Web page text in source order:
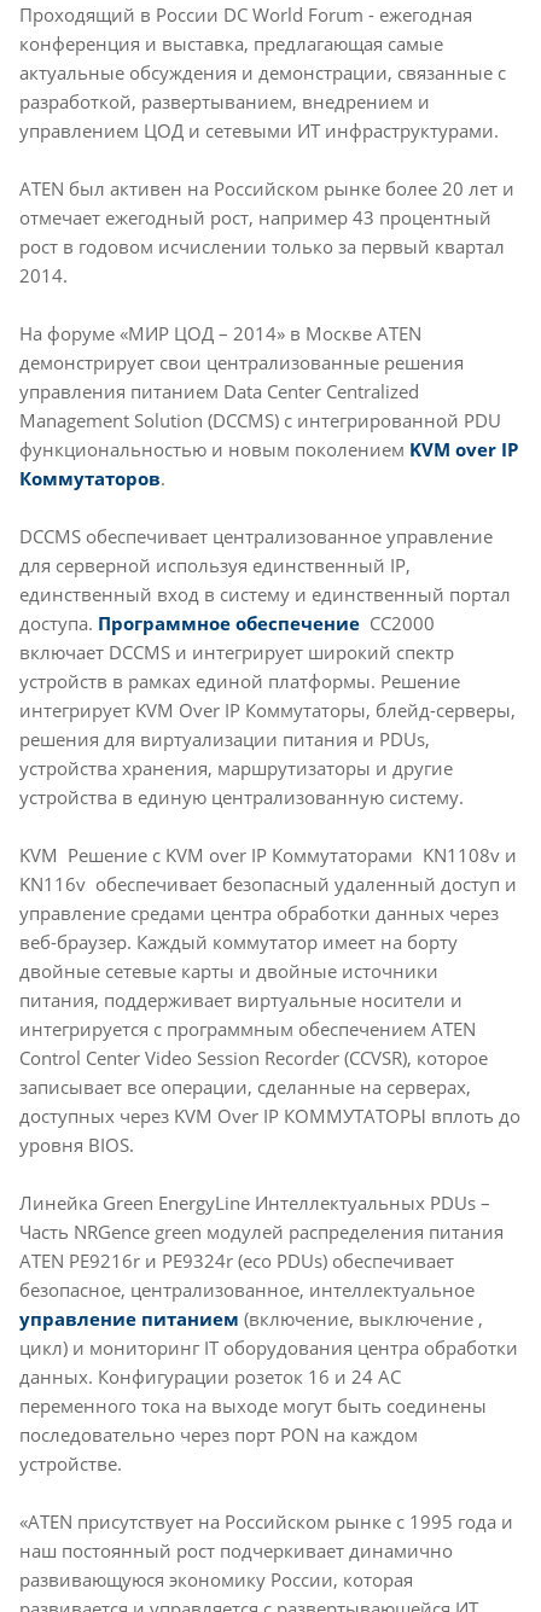
Проходящий в России DC World Forum - ежегодная
конференция и выставка, предлагающая самые
актуальные обсуждения и демонстрации, связанные с
разработкой, развертыванием, внедрением и
управлением ЦОД и сетевыми ИТ инфраструктурами.
ATEN был активен на Российском рынке более 20 лет и
отмечает ежегодный рост, например 43 процентный
рост в годовом исчислении только за первый квартал
2014.
На форуме «МИР ЦОД – 2014» в Москве ATEN
демонстрирует свои централизованные решения
управления питанием Data Center Centralized
Management Solution (DCCMS) с интегрированной PDU
функциональностью и новым поколением KVM over IP
Коммутаторов.
DCCMS обеспечивает централизованное управление
для серверной используя единственный IP,
единственный вход в систему и единственный портал
доступа. Программное обеспечение CC2000
включает DCCMS и интегрирует широкий спектр
устройств в рамках единой платформы. Решение
интегрирует KVM Over IP Коммутаторы, блейд-серверы,
решения для виртуализации питания и PDUs,
устройства хранения, маршрутизаторы и другие
устройства в единую централизованную систему.
KVM Решение c KVM over IP Коммутаторами KN1108v и
KN116v обеспечивает безопасный удаленный доступ и
управление средами центра обработки данных через
веб-браузер. Каждый коммутатор имеет на борту
двойные сетевые карты и двойные источники
питания, поддерживает виртуальные носители и
интегрируется с программным обеспечением ATEN
Control Center Video Session Recorder (CCVSR), которое
записывает все операции, сделанные на серверах,
доступных через KVM Over IP КОММУТАТОРЫ вплоть до
уровня BIOS.
Линейка Green EnergyLine Интеллектуальных PDUs –
Часть NRGence green модулей распределения питания
ATEN PE9216r и PE9324r (eco PDUs) обеспечивает
безопасное, централизованное, интеллектуальное
управление питанием (включение, выключение ,
цикл) и мониторинг IT оборудования центра обработки
данных. Конфигурации розеток 16 и 24 AC
переменного тока на выходе могут быть соединены
последовательно через порт PON на каждом
устройстве.
«ATEN присутствует на Российском рынке с 1995 года и
наш постоянный рост подчеркивает динамично
развивающуюся экономику России, которая